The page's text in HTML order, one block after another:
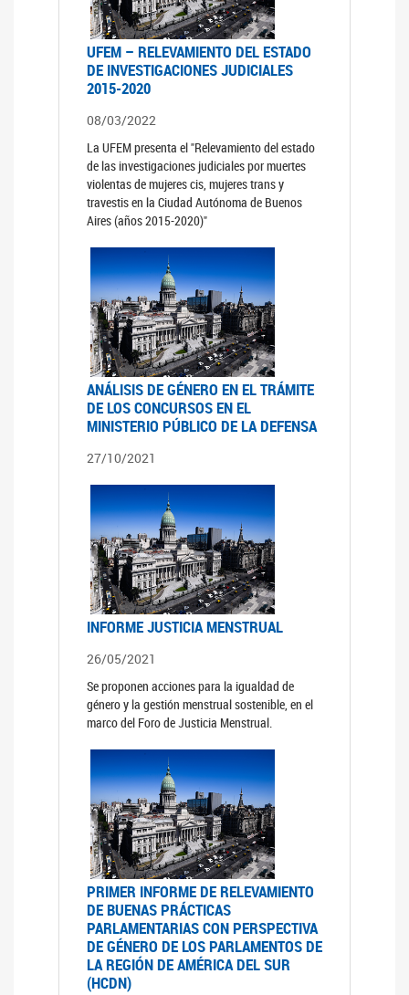
UFEM – RELEVAMIENTO DEL ESTADO
DE INVESTIGACIONES JUDICIALES
2015-2020
08/03/2022
La UFEM presenta el "Relevamiento del estado
de las investigaciones judiciales por muertes
violentas de mujeres cis, mujeres trans y
travestis en la Ciudad Autónoma de Buenos
Aires (años 2015-2020)"
ANÁLISIS DE GÉNERO EN EL TRÁMITE
DE LOS CONCURSOS EN EL
MINISTERIO PÚBLICO DE LA DEFENSA
27/10/2021
INFORME JUSTICIA MENSTRUAL
26/05/2021
Se proponen acciones para la igualdad de
género y la gestión menstrual sostenible, en el
marco del Foro de Justicia Menstrual.
PRIMER INFORME DE RELEVAMIENTO
DE BUENAS PRÁCTICAS
PARLAMENTARIAS CON PERSPECTIVA
DE GÉNERO DE LOS PARLAMENTOS DE
LA REGIÓN DE AMÉRICA DEL SUR
(HCDN)